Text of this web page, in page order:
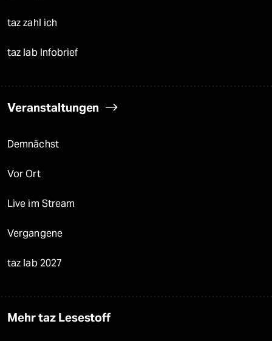
taz zahl ich
taz lab Infobrief
Veranstaltungen
Demnächst
Vor Ort
Live im Stream
Vergangene
taz lab 2027
Mehr taz Lesestoff